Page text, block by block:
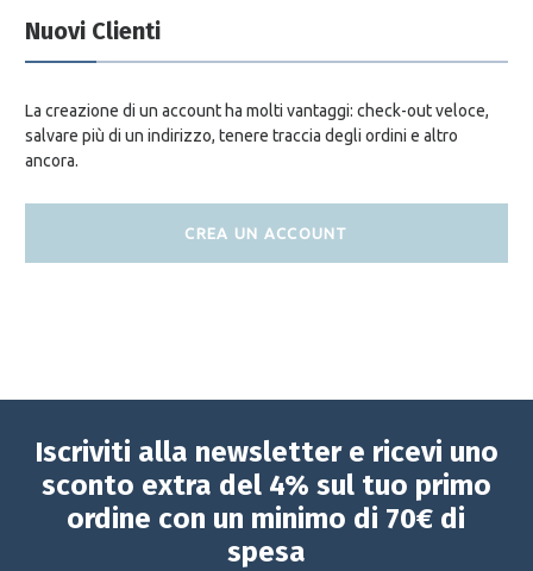
Nuovi Clienti
La creazione di un account ha molti vantaggi: check-out veloce,
salvare più di un indirizzo, tenere traccia degli ordini e altro
ancora.
CREA UN ACCOUNT
Iscriviti alla newsletter e ricevi uno
sconto extra del 4% sul tuo primo
ordine con un minimo di 70€ di
spesa